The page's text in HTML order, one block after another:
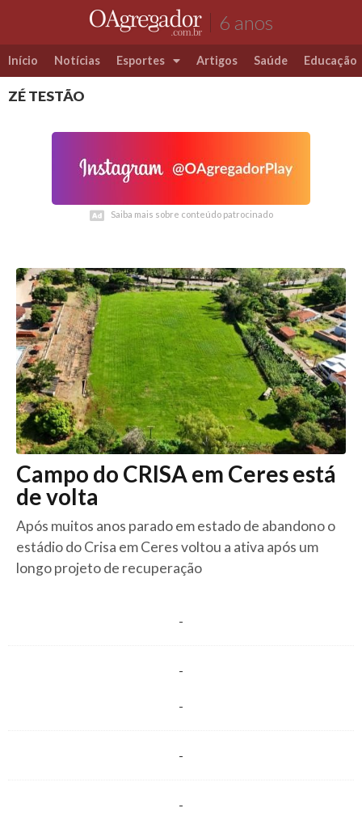
6 anos
Início Notícias Esportes Artigos Saúde Educação
ZÉ TESTÃO
Saiba mais sobre conteúdo patrocinado
Saiba mais sobre conteúdo patrocinado
Campo do CRISA em Ceres está
de volta
Após muitos anos parado em estado de abandono o
estádio do Crisa em Ceres voltou a ativa após um
longo projeto de recuperação
-
-
-
-
-